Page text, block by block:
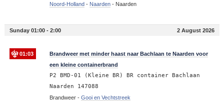
Noord-Holland- Naarden- Naarden
Sunday 01:00 - 2:00 2 August 2026
01:03
Brandweer met minder haast naar Bachlaan te Naarden voor
een kleine containerbrand
P2 BMD-01 (Kleine BR) BR container Bachlaan
Naarden 147088
Brandweer - Gooi en Vechtstreek